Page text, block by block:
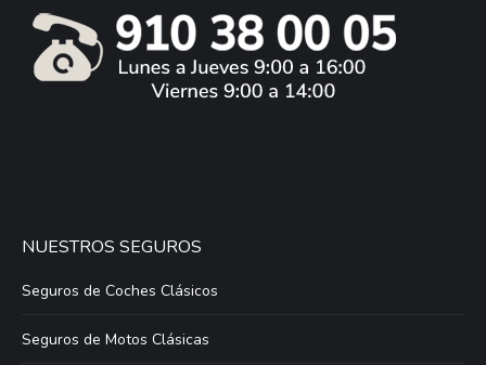
NUESTROS SEGUROS
Seguros de Coches Clásicos
Seguros de Motos Clásicas